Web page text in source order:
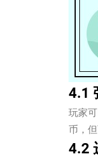
4.1
玩家
币，
4.2